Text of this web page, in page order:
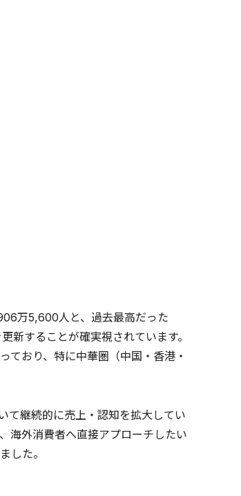
万5,600人と、過去最高だった
することが確実視されています。
ており、特に中華圏（中国・香港・
て継続的に売上・認知を拡大してい
海外消費者へ直接アプローチしたい
した。